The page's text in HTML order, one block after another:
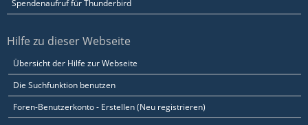
Spendenaufruf für Thunderbird
Hilfe zu dieser Webseite
Übersicht der Hilfe zur Webseite
Die Suchfunktion benutzen
Foren-Benutzerkonto - Erstellen (Neu registrieren)